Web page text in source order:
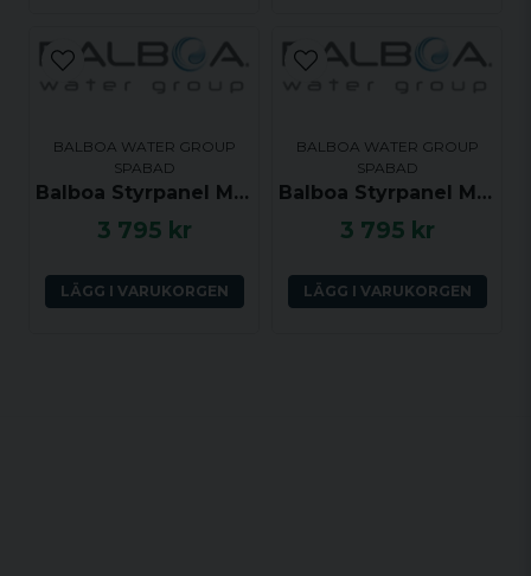
BALBOA WATER GROUP
SPABAD
Balboa Styrpanel ML551 - Light, Mode, Jets 1, Jets 2, Blower, Warm, Cool - 53502
3 795 kr
LÄGG I VARUKORGEN
BALBOA WATER GROUP
SPABAD
Balboa Styrpanel ML551 - Light, Mode, Jets 1, Jets 2, Blower, Warm, Cool - 55304
3 795 kr
LÄGG I VARUKORGEN